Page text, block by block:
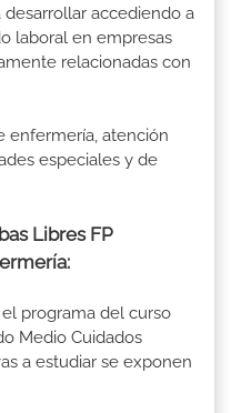
accediendo a
laboral en empresas
relacionadas con
enfermería, atención
especiales y de
Libres FP
programa del curso
Medio Cuidados
a estudiar se exponen